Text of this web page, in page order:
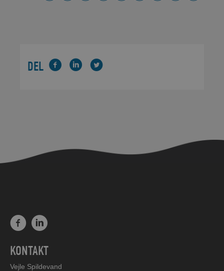
DEL
KONTAKT
Vejle Spildevand